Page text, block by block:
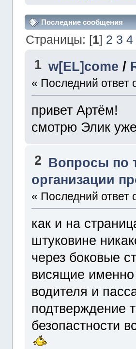
Последние сообщения
Страницы: [1] 2 3 4
1 w[EL]come /
« Последний ответ
привет Артём!
смотрю Элик
2 Вопросы по
организации
« Последний ответ
как и на
штуковине
через боковые
висящие именно
водителя и
подтверждение
безопастности